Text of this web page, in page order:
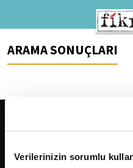
Verilerinizin sorumlu
ARAMA SONUÇLARI